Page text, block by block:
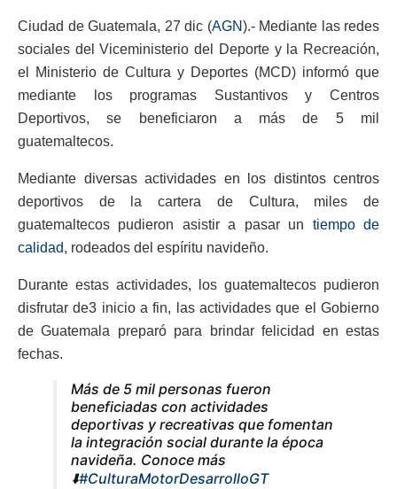
Ciudad de Guatemala, 27 dic (AGN ).- Mediante las redes
sociales del Viceministerio del Deporte y la Recreación,
el Ministerio de Cultura y Deportes (MCD) informó que
mediante los programas Sustantivos y Centros
Deportivos, se beneficiaron a más de 5 mil
guatemaltecos.
Mediante diversas actividades en los distintos centros
deportivos de la cartera de Cultura, miles de
guatemaltecos pudieron asistir a pasar un tiempo de
calidad, rodeados del espíritu navideño.
Durante estas actividades, los guatemaltecos pudieron
disfrutar de3 inicio a fin, las actividades que el Gobierno
de Guatemala preparó para brindar felicidad en estas
fechas.
Más de 5 mil personas fueron
beneficiadas con actividades
deportivas y recreativas que fomentan
la integración social durante la época
navideña. Conoce más
⬇️#CulturaMotorDesarrolloGT